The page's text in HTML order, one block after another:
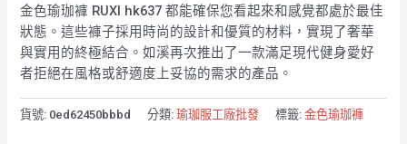
金色瑜珈褲 RUXI hk637 都能確保您看起來和感覺都處於最佳
狀態。這些褲子採用時尚的設計和優質的材料，實現了奢華
與實用的終極結合。如溪再次推出了一款滿足現代健身愛好
者拒絕在風格或舒適度上妥協的需求的產品。
貨號: 0ed62450bbbd 分類:瑜珈服工廠批發 標籤:金色瑜珈褲